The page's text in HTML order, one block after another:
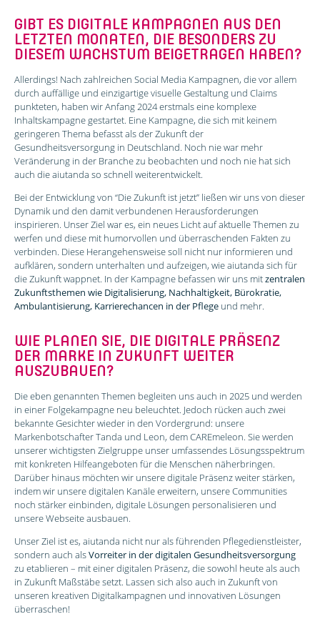
GIBT ES DIGITALE KAMPAGNEN AUS DEN
LETZTEN MONATEN, DIE BESONDERS ZU
DIESEM WACHSTUM BEIGETRAGEN HABEN?
Allerdings! Nach zahlreichen Social Media Kampagnen, die vor allem
durch auffällige und einzigartige visuelle Gestaltung und Claims
punkteten, haben wir Anfang 2024 erstmals eine komplexe
Inhaltskampagne gestartet. Eine Kampagne, die sich mit keinem
geringeren Thema befasst als der Zukunft der
Gesundheitsversorgung in Deutschland. Noch nie war mehr
Veränderung in der Branche zu beobachten und noch nie hat sich
auch die aiutanda so schnell weiterentwickelt.
Bei der Entwicklung von “Die Zukunft ist jetzt” ließen wir uns von dieser
Dynamik und den damit verbundenen Herausforderungen
inspirieren. Unser Ziel war es, ein neues Licht auf aktuelle Themen zu
werfen und diese mit humorvollen und überraschenden Fakten zu
verbinden. Diese Herangehensweise soll nicht nur informieren und
aufklären, sondern unterhalten und aufzeigen, wie aiutanda sich für
die Zukunft wappnet. In der Kampagne befassen wir uns mitzentralen
Zukunftsthemen wie Digitalisierung, Nachhaltigkeit, Bürokratie,
Ambulantisierung, Karrierechancen in der Pflege und mehr.
WIE PLANEN SIE, DIE DIGITALE PRÄSENZ
DER MARKE IN ZUKUNFT WEITER
AUSZUBAUEN?
Die eben genannten Themen begleiten uns auch in 2025 und werden
in einer Folgekampagne neu beleuchtet. Jedoch rücken auch zwei
bekannte Gesichter wieder in den Vordergrund: unsere
Markenbotschafter Tanda und Leon, dem CAREmeleon. Sie werden
unserer wichtigsten Zielgruppe unser umfassendes Lösungsspektrum
mit konkreten Hilfeangeboten für die Menschen näherbringen.
Darüber hinaus möchten wir unsere digitale Präsenz weiter stärken,
indem wir unsere digitalen Kanäle erweitern, unsere Communities
noch stärker einbinden, digitale Lösungen personalisieren und
unsere Webseite ausbauen.
Unser Ziel ist es, aiutanda nicht nur als führenden Pflegedienstleister,
sondern auch alsVorreiter in der digitalen Gesundheitsversorgung
zu etablieren – mit einer digitalen Präsenz, die sowohl heute als auch
in Zukunft Maßstäbe setzt. Lassen sich also auch in Zukunft von
unseren kreativen Digitalkampagnen und innovativen Lösungen
überraschen!